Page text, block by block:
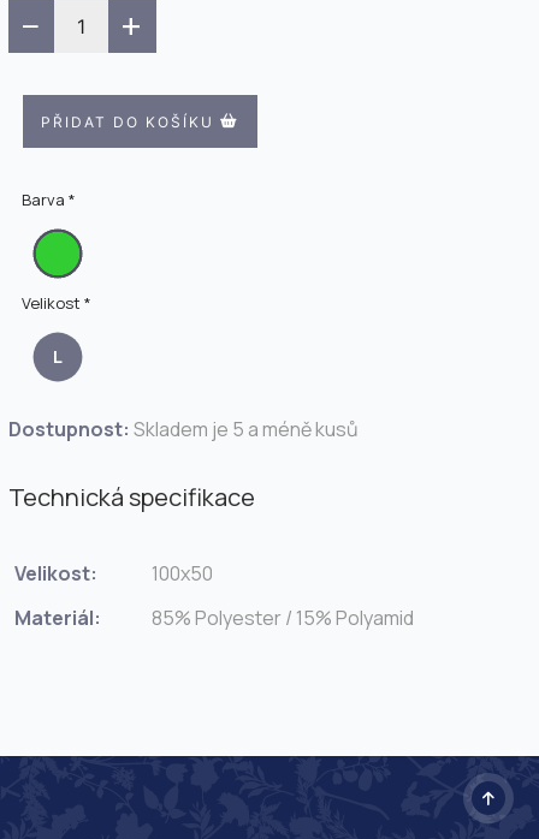
−
+
PŘIDAT DO KOŠÍKU
Barva *
Velikost *
L
Dostupnost: Skladem je 5 a méně kusů
Technická specifikace
Velikost:
100x50
Materiál:
85% Polyester / 15% Polyamid